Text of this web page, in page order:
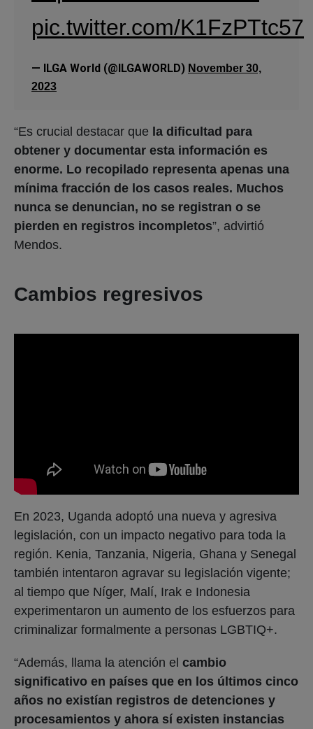
pic.twitter.com/K1FzPTtc57
— ILGA World (@ILGAWORLD) November 30,
2023
“Es crucial destacar que la dificultad para
obtener y documentar esta información es
enorme. Lo recopilado representa apenas una
mínima fracción de los casos reales. Muchos
nunca se denuncian, no se registran o se
pierden en registros incompletos”, advirtió
Mendos.
Cambios regresivos
En 2023, Uganda adoptó una nueva y agresiva
legislación, con un impacto negativo para toda la
región. Kenia, Tanzania, Nigeria, Ghana y Senegal
también intentaron agravar su legislación vigente;
al tiempo que Níger, Malí, Irak e Indonesia
experimentaron un aumento de los esfuerzos para
criminalizar formalmente a personas LGBTIQ+.
“Además, llama la atención el cambio
significativo en países que en los últimos cinco
años no existían registros de detenciones y
procesamientos y ahora sí existen instancias